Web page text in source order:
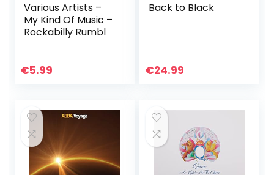
Various Artists –
My Kind Of Music –
Rockabilly Rumbl
€5.99
Back to Black
€24.99